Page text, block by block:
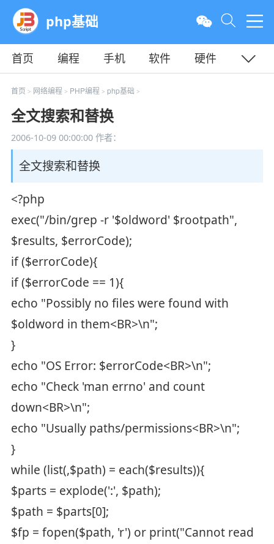
php基础
首页 编程 手机 软件
硬件
教程
平面 服务器
首页 > 网络编程 > PHP编程 > php基础 >
全文搜索和替换
2006-10-09 00:00:00作者：
全文搜索和替换
<?php
exec("/bin/grep -r '$oldword' $rootpath",
$results, $errorCode);
if ($errorCode){
if ($errorCode == 1){
echo "Possibly no files were found with
$oldword in them<BR>\n";
}
echo "OS Error: $errorCode<BR>\n";
echo "Check 'man errno' and count
down<BR>\n";
echo "Usually paths/permissions<BR>\n";
}
while (list(,$path) = each($results)){
$parts = explode(':', $path);
$path = $parts[0];
$fp = fopen($path, 'r') or print("Cannot read